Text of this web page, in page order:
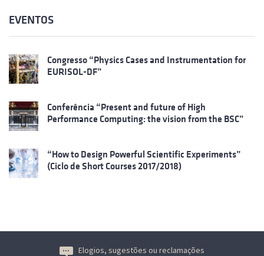
EVENTOS
Congresso “Physics Cases and Instrumentation for
EURISOL-DF”
Conferência “Present and future of High
Performance Computing: the vision from the BSC”
“How to Design Powerful Scientific Experiments”
(Ciclo de Short Courses 2017/2018)
Elogios, sugestões ou reclamações